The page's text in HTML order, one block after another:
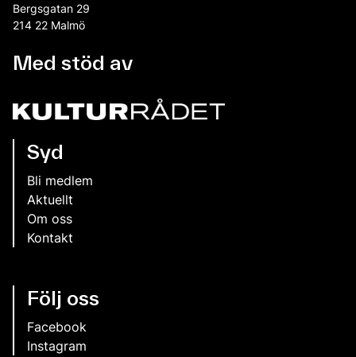
Bergsgatan 29
214 22 Malmö
Med stöd av
Syd
Bli medlem
Aktuellt
Om oss
Kontakt
Följ oss
Facebook
Instagram